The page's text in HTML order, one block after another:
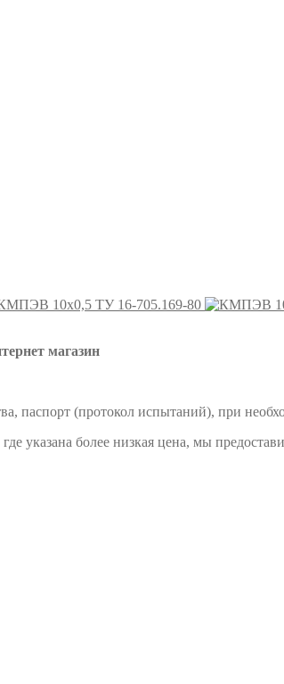
10х0,5 ТУ 16-705.169-80
магазин
паспорт (протокол испытаний), при
указана более низкая цена, мы